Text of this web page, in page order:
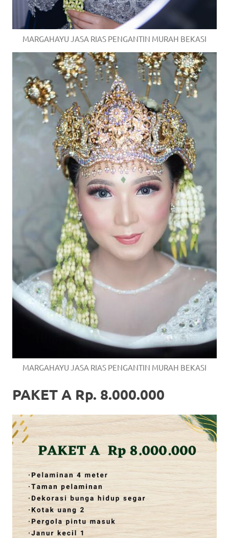
MARGAHAYU JASA RIAS PENGANTIN MURAH BEKASI
MARGAHAYU JASA RIAS PENGANTIN MURAH BEKASI
PAKET A Rp. 8.000.000